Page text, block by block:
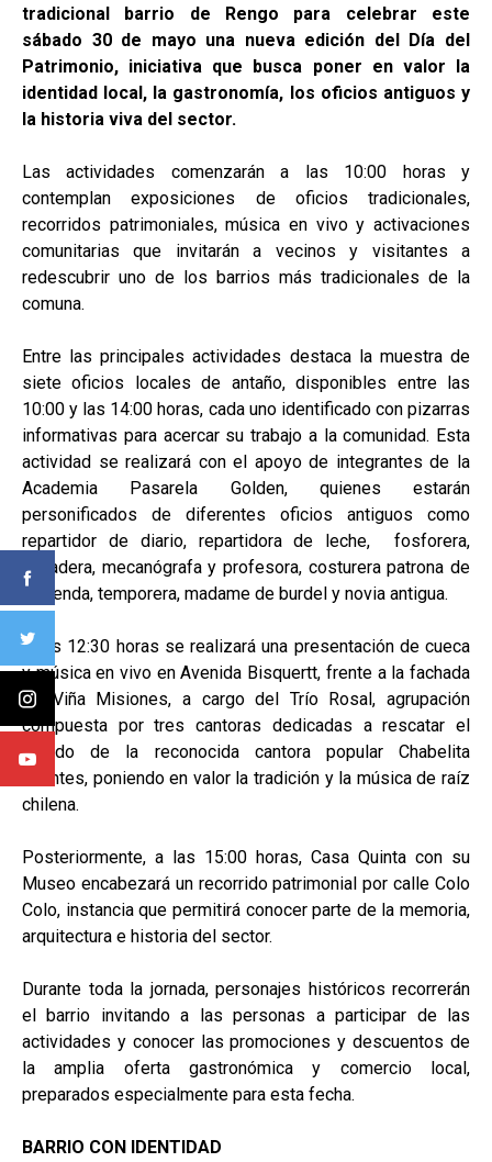
tradicional barrio de Rengo para celebrar este
sábado 30 de mayo una nueva edición del Día del
Patrimonio, iniciativa que busca poner en valor la
identidad local, la gastronomía, los oficios antiguos y
la historia viva del sector.
Las actividades comenzarán a las 10:00 horas y
contemplan exposiciones de oficios tradicionales,
recorridos patrimoniales, música en vivo y activaciones
comunitarias que invitarán a vecinos y visitantes a
redescubrir uno de los barrios más tradicionales de la
comuna.
Entre las principales actividades destaca la muestra de
siete oficios locales de antaño, disponibles entre las
10:00 y las 14:00 horas, cada uno identificado con pizarras
informativas para acercar su trabajo a la comunidad. Esta
actividad se realizará con el apoyo de integrantes de la
Academia Pasarela Golden, quienes estarán
personificados de diferentes oficios antiguos como
repartidor de diario, repartidora de leche, fosforera,
panadera, mecanógrafa y profesora, costurera patrona de
hacienda, temporera, madame de burdel y novia antigua.
A las 12:30 horas se realizará una presentación de cueca
y música en vivo en Avenida Bisquertt, frente a la fachada
de Viña Misiones, a cargo del Trío Rosal, agrupación
compuesta por tres cantoras dedicadas a rescatar el
legado de la reconocida cantora popular Chabelita
Fuentes, poniendo en valor la tradición y la música de raíz
chilena.
Posteriormente, a las 15:00 horas, Casa Quinta con su
Museo encabezará un recorrido patrimonial por calle Colo
Colo, instancia que permitirá conocer parte de la memoria,
arquitectura e historia del sector.
Durante toda la jornada, personajes históricos recorrerán
el barrio invitando a las personas a participar de las
actividades y conocer las promociones y descuentos de
la amplia oferta gastronómica y comercio local,
preparados especialmente para esta fecha.
BARRIO CON IDENTIDAD